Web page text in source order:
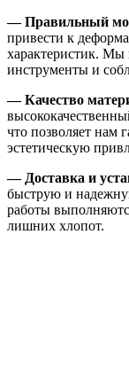
— Правильный
привести к
характеристик. Мы
инструменты и
— Качество
что позволяет нам
эстетическую
— Доставка и
быструю и
работы
лишних хлопот.